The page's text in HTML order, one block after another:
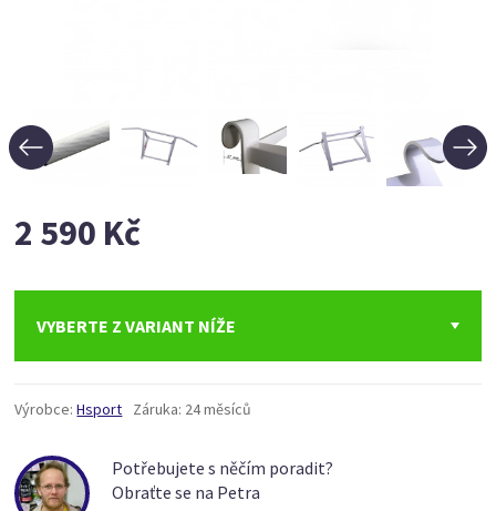
2 590 Kč
VYBERTE Z VARIANT NÍŽE
Výrobce: Hsport Záruka: 24 měsíců
Potřebujete s něčím poradit?
Obraťte se na Petra